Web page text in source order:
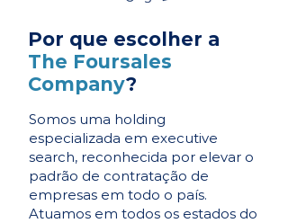
Por que escolher a
The Foursales
Company?
Somos uma holding
especializada em executive
search, reconhecida por elevar o
padrão de contratação de
empresas em todo o país.
Atuamos em todos os estados do